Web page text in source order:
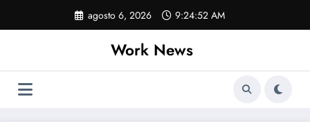
o
agosto 6, 2026 9:24:53 AM
Work News